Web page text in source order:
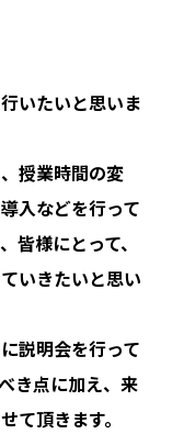
いたいと思いま
授業時間の変
入などを行って
皆様にとって、
いきたいと思い
説明会を行って
き点に加え、来
て頂きます。